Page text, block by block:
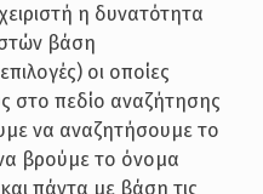
η δυνατότητα
βάση
οι οποίες
στο πεδίο αναζήτησης
να αναζητήσουμε το
βρούμε το όνομα
πάντα με βάση τις